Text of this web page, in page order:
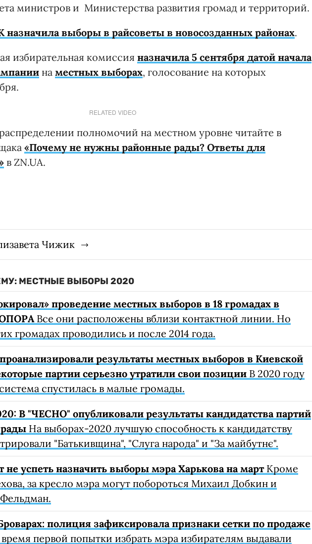
министров и Министерства развития громад и территорий.
назначила выборы в райсоветы в новосозданных районах.
избирательная комиссия назначила 5 сентября датой начала
на местных выборах, голосование на которых
RELATED VIDEO
полномочий на местном уровне читайте в
«Почему не нужны районные рады? Ответы для
в ZN.UA.
Чижик
МЕСТНЫЕ ВЫБОРЫ 2020
проведение местных выборов в 18 громадах в
ОПОРАВсе они расположены вблизи контактной линии. Но
громадах проводились и после 2014 года.
результаты местных выборов в Киевской
партии серьезно утратили свои позиции В 2020 году
спустилась в малые громады.
В "ЧЕСНО" опубликовали результаты кандидатства партий
На выборах-2020 лучшую способность к кандидатству
"Батькивщина", "Слуга народа" и "За майбутнє".
не успеть назначить выборы мэра Харькова на мартКроме
за кресло мэра могут побороться Михаил Добкин и
полиция зафиксировала признаки сетки по продаже
первой попытки избрать мэра избирателям выдавали